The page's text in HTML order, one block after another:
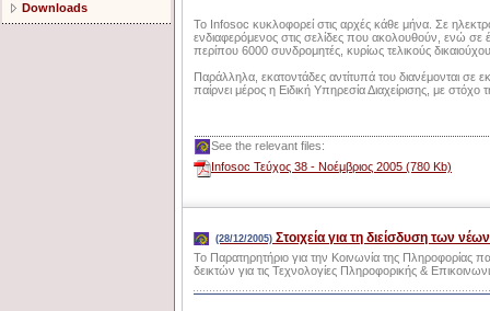
Downloads
Το Infosoc κυκλοφορεί στις αρχές κάθε μήνα. Σε
ενδιαφερόμενος στις σελίδες που ακολουθούν, ενώ σε
περίπου 6000 συνδρομητές, κυρίως τελικούς
Παράλληλα, εκατοντάδες αντίτυπά του διανέμονται σε
παίρνει μέρος η Ειδική Υπηρεσία Διαχείρισης, με
See the relevant files:
Infosoc Τεύχος 38 - Νοέμβριος 2005 (780 Kb)
(28/12/2005) Στοιχεία για τη διείσδυση των
Το Παρατηρητήριο για την Κοινωνία της
δεικτών για τις Τεχνολογίες Πληροφορικής &